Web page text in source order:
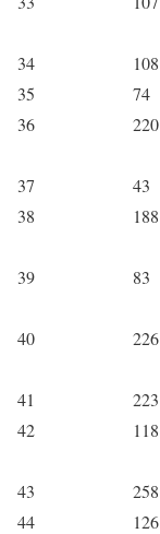
34
108
35
74
36
220
37
43
38
188
39
83
40
226
41
223
42
118
43
258
44
126